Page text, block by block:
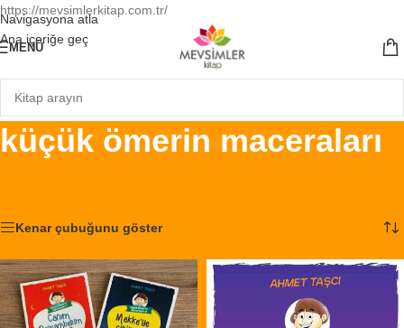
https://mevsimlerkitap.com.tr/
Navigasyona atla
Ana içeriğe geç
MENÜ
küçük ömerin maceraları
Kenar çubuğunu göster